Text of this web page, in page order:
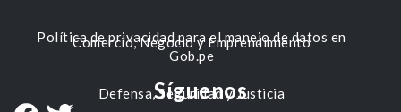
Comercio, Negocio y Emprendimiento
Defensa, Seguridad y Justicia
Política de privacidad para el manejo de datos en
Gob.pe
Síguenos